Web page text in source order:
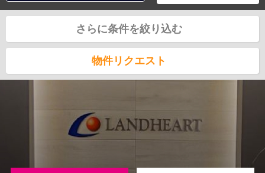
さらに条件を絞り込む
物件リクエスト